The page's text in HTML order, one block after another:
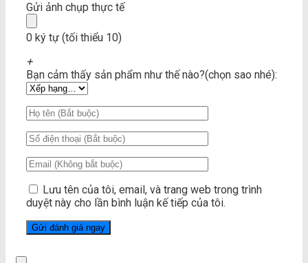
Gửi ảnh chụp thực tế
0 ký tự (tối thiểu 10)
+
Bạn cảm thấy sản phẩm như thế nào?(chọn sao nhé):
Lưu tên của tôi, email, và trang web trong trình
duyệt này cho lần bình luận kế tiếp của tôi.